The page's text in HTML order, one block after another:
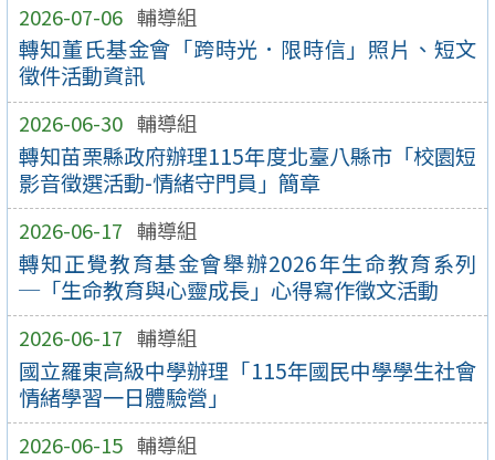
2026-07-06 輔導組
轉知董氏基金會「跨時光．限時信」照片、短文
徵件活動資訊
2026-06-30 輔導組
轉知苗栗縣政府辦理115年度北臺八縣市「校園短
影音徵選活動-情緒守門員」簡章
2026-06-17 輔導組
轉知正覺教育基金會舉辦2026年生命教育系列
─「生命教育與心靈成長」心得寫作徵文活動
2026-06-17 輔導組
國立羅東高級中學辦理「115年國民中學學生社會
情緒學習一日體驗營」
2026-06-15 輔導組